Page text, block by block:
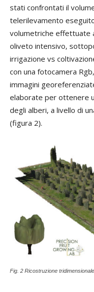
stati confrontati il
telerilevamento
volumetriche effettuate
oliveto intensivo,
irrigazione vs
con una fotocamera
immagini
elaborate per ottenere
degli alberi, a livello di
(figura 2).
Fig. 2 Ricostruzione